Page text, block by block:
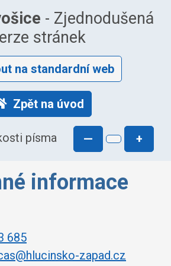
- Zjednodušená
stránek
na standardní web
Zpět na úvod
písma — +
informace
685
zapad.cz